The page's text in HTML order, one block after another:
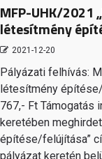
MFP-UHK/2021
létesítmény
2021-12-20
Pályázati felhívás:
létesítmény
767,- Ft Támogatás
keretében
építése/felújítása”
pályázat keretén